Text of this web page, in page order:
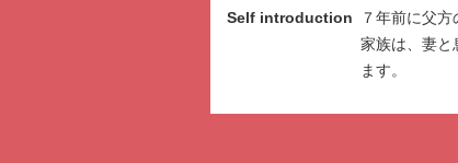
Self introduction
７年前に父
家族は、妻と
ます。